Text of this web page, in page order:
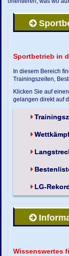
Sportbetrieb in
In diesem Bereich
Trainingszeiten,
Klicken Sie auf
gelangen direkt auf
LG-
Wissenswertes